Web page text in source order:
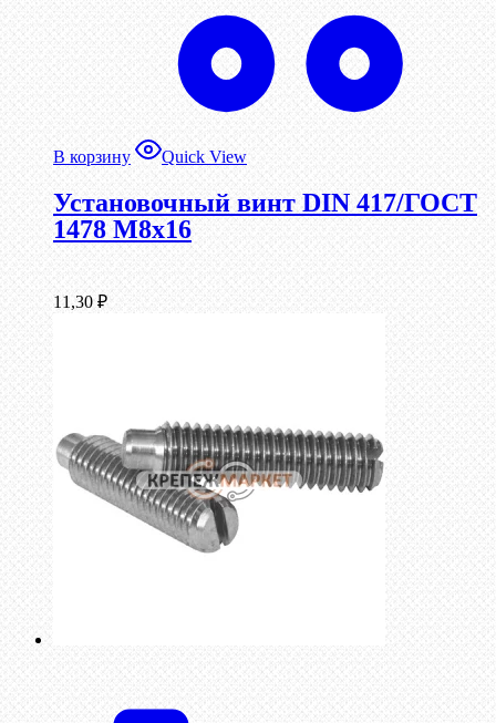
В корзину Quick View
Установочный винт DIN 417/ГОСТ
1478 М8х16
11,30 ₽